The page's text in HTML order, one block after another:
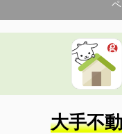
大手不